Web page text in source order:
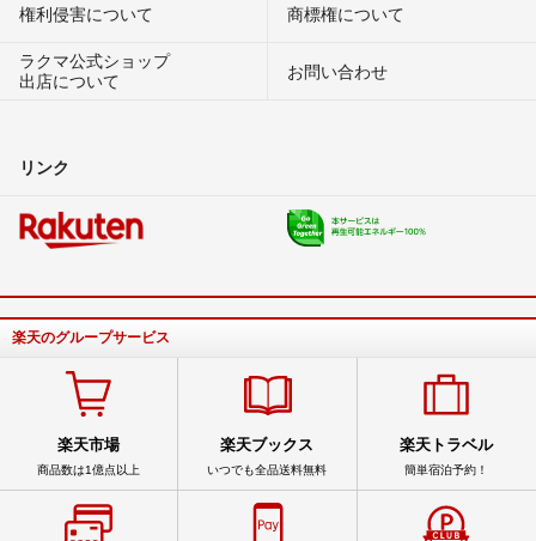
権利侵害について
商標権について
ラクマ公式ショップ
出店について
お問い合わせ
リンク
楽天のグループサービス
楽天市場
商品数は1億点以上
楽天ブックス
いつでも全品送料無料
楽天トラベル
簡単宿泊予約！